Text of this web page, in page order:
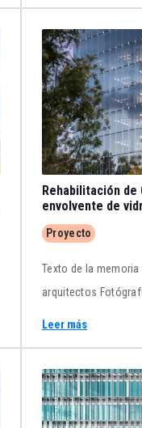
Rehabilitación de
envolvente de
arquitectos
Proyecto
Texto de la memoria del
arquitectos
Leer más